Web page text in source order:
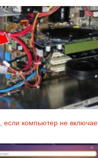
если компьютер не